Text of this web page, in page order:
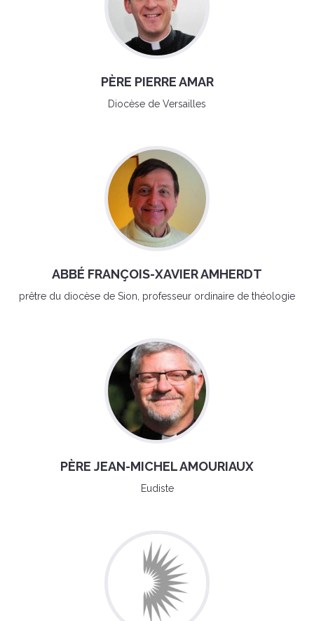
PÈRE PIERRE AMAR
Diocèse de Versailles
ABBÉ FRANÇOIS-XAVIER AMHERDT
prêtre du diocèse de Sion, professeur ordinaire de théologie
PÈRE JEAN-MICHEL AMOURIAUX
Eudiste